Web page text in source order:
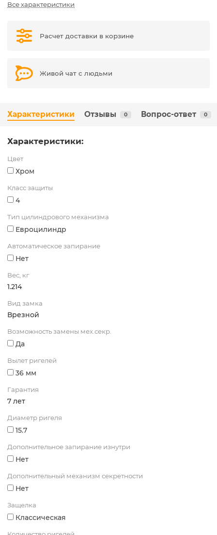
Все характеристики
Расчет доставки в корзине
Живой чат с людьми
Характеристики Отзывы 0 Вопрос-ответ 0
Характеристики:
Цвет
Хром
Класс защиты
4
Тип цилиндрового механизма
Евроцилиндр
Автоматическое запирание
Нет
Вес, кг
1.214
Вид замка
Врезной
Возможность замены мех.секр.
Да
Вылет ригелей
36 мм
Гарантия
7 лет
Диаметр ригеля
15.7
Дополнительное запирание изнутри
Нет
Дополнительный механизм секретности
Нет
Защелка
Классическая